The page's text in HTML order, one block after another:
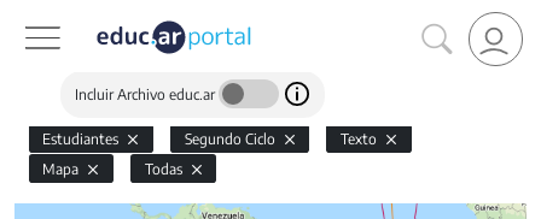
Incluir Archivo educ.ar
Estudiantes Segundo Ciclo
Texto
Mapa
Todas